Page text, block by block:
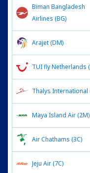
Biman Bangladesh
Airlines (BG)
Arajet (DM)
TUI fly Netherlands
Thalys International
Maya Island Air (2M)
Air Chathams (3C)
Jeju Air (7C)